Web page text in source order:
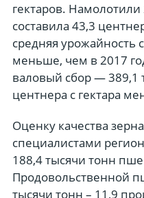
гектаров.
составила 43,3
средняя урожайность
меньше, чем в 2017
валовый сбор — 389,1
центнера с гектара
Оценку качества
специалистами
188,4 тысячи тонн
Продовольственной
тысячи тонн – 11,9